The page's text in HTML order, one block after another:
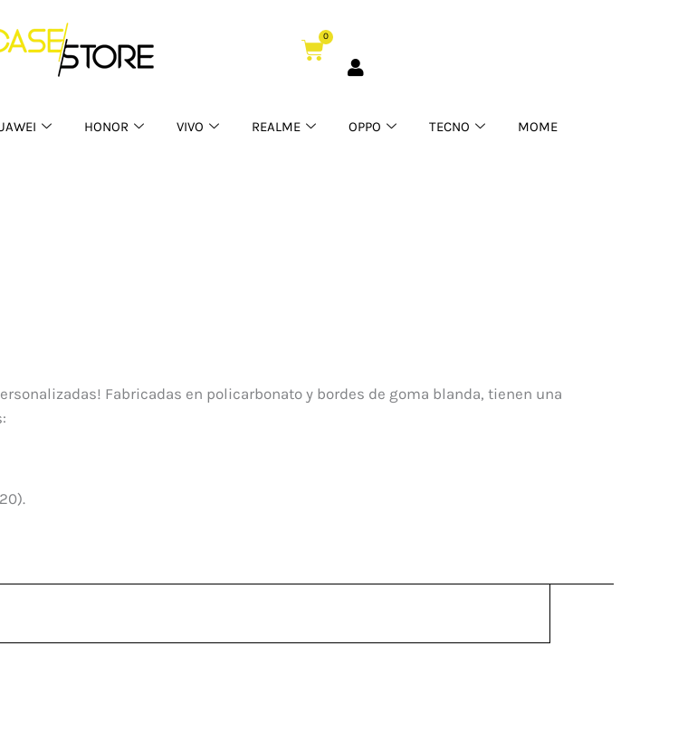
0
Cart
HONOR VIVO REALME OPPO TECNO MOME
Fabricadas en policarbonato y bordes de goma blanda, tienen una